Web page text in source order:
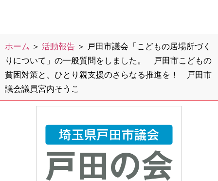
ホーム ＞ 活動報告 ＞ 戸田市議会「こどもの居場所づく
りについて」の一般質問をしました。 戸田市こどもの
貧困対策と、ひとり親支援のさらなる推進を！ 戸田市
議会議員宮内そうこ